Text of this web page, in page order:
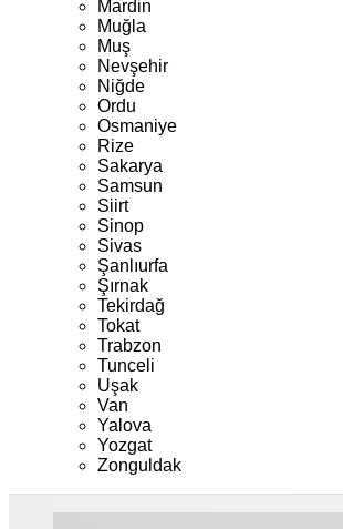
Mardin
Muğla
Muş
Nevşehir
Niğde
Ordu
Osmaniye
Rize
Sakarya
Samsun
Siirt
Sinop
Sivas
Şanlıurfa
Şırnak
Tekirdağ
Tokat
Trabzon
Tunceli
Uşak
Van
Yalova
Yozgat
Zonguldak